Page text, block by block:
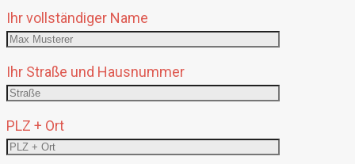
lasse
dieses
Feld
leer.
Ihr vollständiger Name
Ihr Straße und Hausnummer
PLZ + Ort